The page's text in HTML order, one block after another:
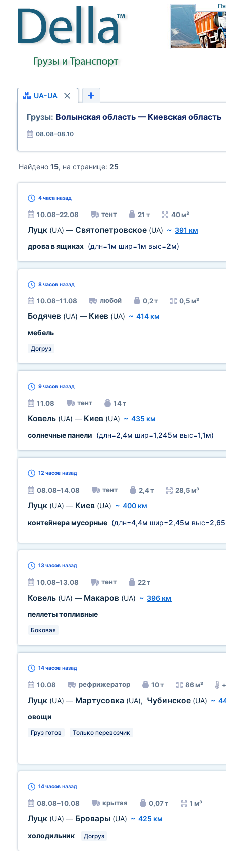
UA-UA
Грузы: Волынская область — Киевская область
08.08–08.10
Найдено 15, на странице: 25
4 часа назад
10.08–22.08 тент 21 т 40 м³
Луцк (UA) — Святопетровское (UA) ~ 391 км
дрова в ящиках (длн=1м шир=1м выс=2м)
8 часов назад
10.08–11.08 любой 0,2 т 0,5 м³
Бодячев (UA) — Киев (UA) ~ 414 км
мебель
Догруз
9 часов назад
11.08 тент 14 т
Ковель (UA) — Киев (UA) ~ 435 км
солнечные панели (длн=2,4м шир=1,245м выс=1,1м)
12 часов назад
08.08–14.08 тент 2,4 т 28,5 м³
Луцк (UA) — Киев (UA) ~ 400 км
контейнера мусорные (длн=4,4м шир=2,45м выс=
13 часов назад
10.08–13.08 тент 22 т
Ковель (UA) — Макаров (UA) ~ 396 км
пеллеты топливные
Боковая
14 часов назад
10.08 рефрижератор 10 т 86 м³
Луцк (UA) — Мартусовка (UA), Чубинское (UA) ~
овощи
Груз готов Только перевозчик
14 часов назад
08.08–10.08 крытая 0,07 т 1 м³
Луцк (UA) — Бровары (UA) ~ 425 км
холодильник
Догруз